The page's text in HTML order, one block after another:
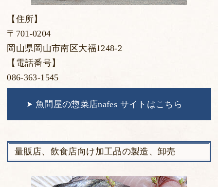
【住所】
〒701-0204
岡山県岡山市南区大福1248-2
【電話番号】
086-363-1545
魚問屋の惣菜店nafes サイトはこちら
量販店、飲食店向け加工品の製造、卸売